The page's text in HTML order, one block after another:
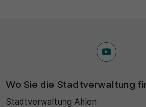
Wo Sie die Stadtverwaltung
Stadtverwaltung Ahlen